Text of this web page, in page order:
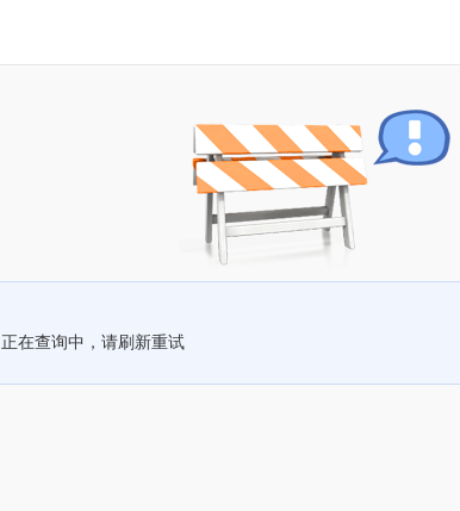
正在查询中，请刷新重试